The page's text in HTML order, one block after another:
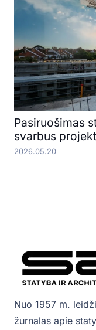
Pasiruošimas
svarbus
2026.05.20
Nuo 1957 m.
žurnalas apie